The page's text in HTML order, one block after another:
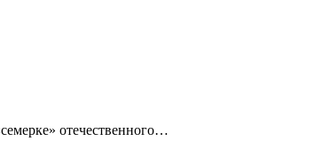
отечественного…